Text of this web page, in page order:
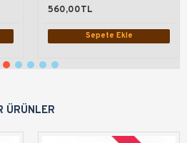
560,00TL
Sepete Ekle
ÜRÜNLER